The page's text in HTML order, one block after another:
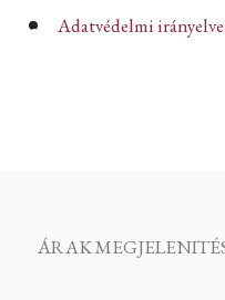
Adatvédelmi
ÁRAK